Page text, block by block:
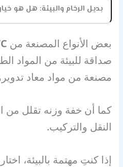
بديل الرخام والبيئة: هل هو
بعض الأنواع المصنعة من
صداقة للبيئة من المواد
مصنعة من مواد معاد
كما أن خفة وزنه تقلل من
النقل والتركيب.
إذا كنتِ مهتمة بالبيئة،